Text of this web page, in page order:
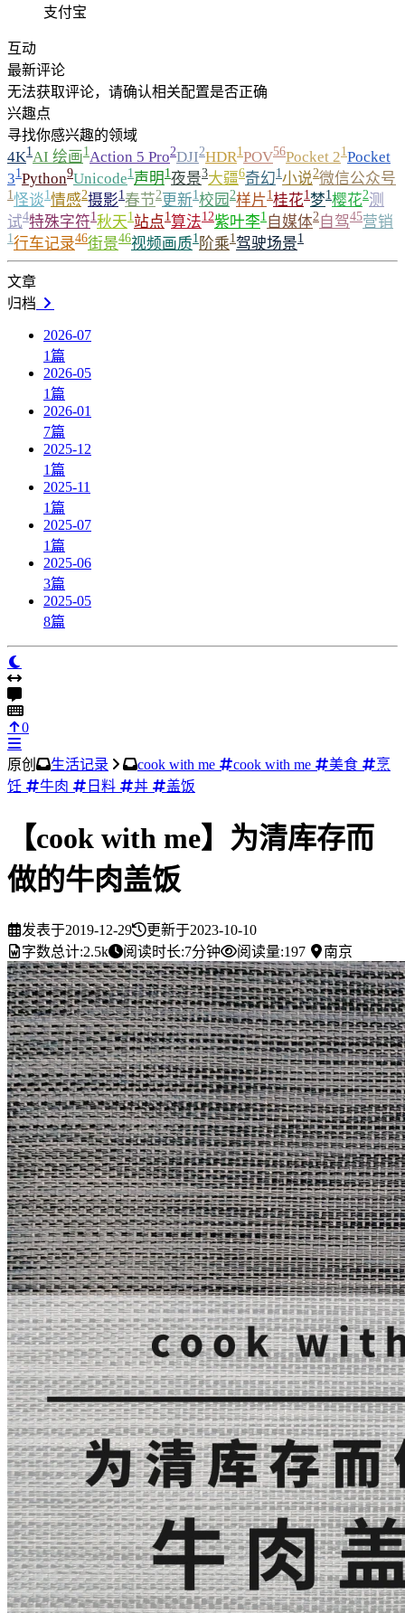
支付宝
互动
最新评论
无法获取评论，请确认相关配置是否正确
兴趣点
寻找你感兴趣的领域
4K1AI 绘画1Action 5 Pro2DJI2HDR1POV56Pocket 21Pocket
31Python9Unicode1声明 1夜景3大疆6奇幻1小说2微信公众号
1怪谈1情感2摄影1春节2更新1校园 2样片1桂花1梦1樱花2测
试4特殊字符1秋天1站点1算法12紫叶李1 自媒体2自驾45营销
1行车记录46街景46视频画质1 阶乘1驾驶场景1
文章
归档
2026-07
1篇
2026-05
1篇
2026-01
7篇
2025-12
1篇
2025-11
1篇
2025-07
1篇
2025-06
3篇
2025-05
8篇
0
原创 生活记录 cook with me cook with me 美食
烹
饪
牛肉 日料 丼 盖饭
【cook with me】为清库存而
做的牛肉盖饭
发表于2019-12-29 更新于2023-10-10
字数总计:2.5k 阅读时长:7分钟 阅读量:197 南京